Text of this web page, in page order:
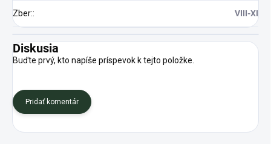
Zber:: VIII-XI
Diskusia
Buďte prvý, kto napíše príspevok k tejto položke.
Pridať komentár